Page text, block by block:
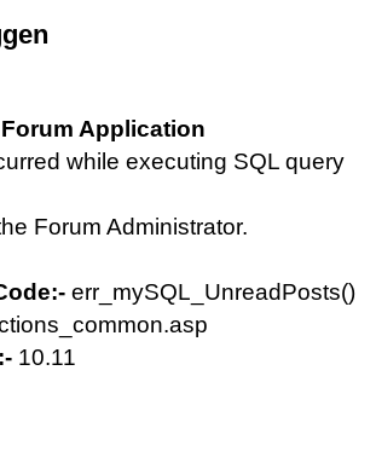
Application
while executing SQL query
Forum Administrator.
err_mySQL_UnreadPosts()
10.11